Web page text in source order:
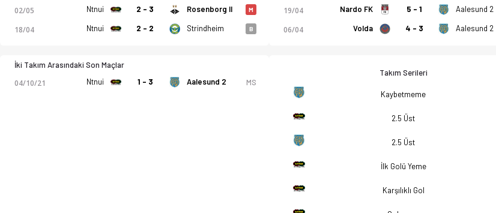
02/05 Ntnui 2 - 3 Rosenborg II M
18/04 Ntnui 2 - 2 Strindheim B
19/04 Nardo FK 5 - 1 Aalesund 2
06/04 Volda 4 - 3 Aalesund 2
İki Takım Arasındaki Son Maçlar
04/10/21 Ntnui 1 - 3 Aalesund 2 MS
Takım Serileri
Kaybetmeme
2.5 Üst
2.5 Üst
İlk Golü Yeme
Karşılıklı Gol